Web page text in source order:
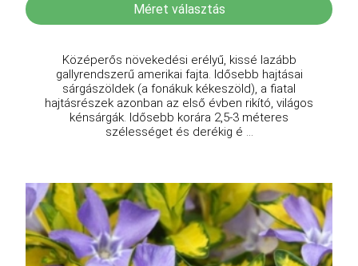
Méret választás
Középerős növekedési erélyű, kissé lazább
gallyrendszerű amerikai fajta. Idősebb hajtásai
sárgászöldek (a fonákuk kékeszöld), a fiatal
hajtásrészek azonban az első évben rikító, világos
kénsárgák. Idősebb korára 2,5-3 méteres
szélességet és derékig é ...